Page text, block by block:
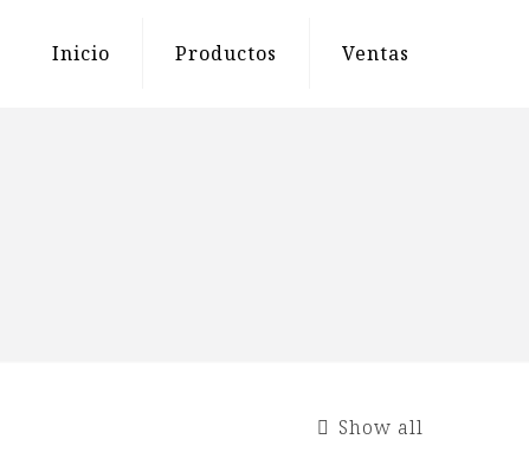
Inicio Productos Ventas
Show all